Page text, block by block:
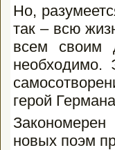
Но,
так – всю
всем своим
необходимо.
герой
новых поэм